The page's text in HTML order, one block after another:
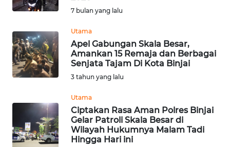
7 bulan yang lalu
Utama
Apel Gabungan Skala Besar,
Amankan 15 Remaja dan Berbagai
Senjata Tajam Di Kota Binjai
3 tahun yang lalu
Utama
Ciptakan Rasa Aman Polres Binjai
Gelar Patroli Skala Besar di
Wilayah Hukumnya Malam Tadi
Hingga Hari ini
PENDIDIKAN
OLAHRAGA
OPINI
EDITORIAL